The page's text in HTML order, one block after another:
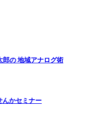
郎の 地域アナログ術
んかセミナー